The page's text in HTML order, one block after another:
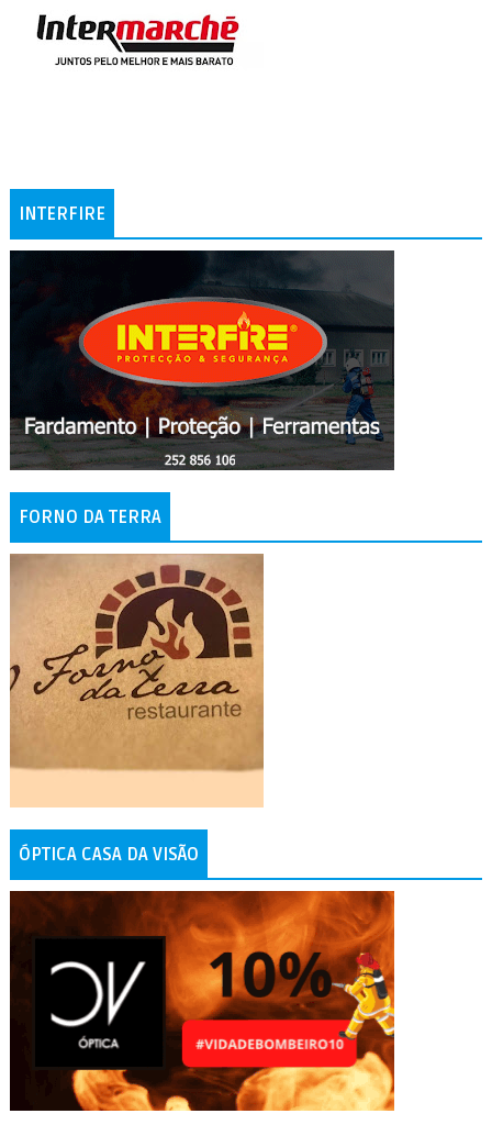
INTERFIRE
FORNO DA TERRA
ÓPTICA CASA DA VISÃO